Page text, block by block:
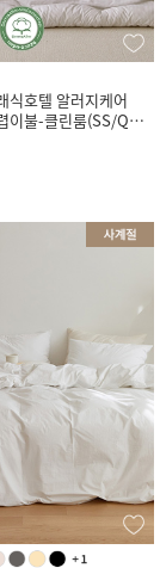
식호텔 알러지케어
이불-클린룸(SS/Q/